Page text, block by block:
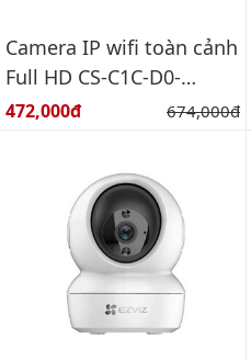
Camera IP wifi toàn cảnh
Full HD CS-C1C-D0-
1D1WFR(C1C 720P) 1Mp
Giá bán:
472,000đ Giá gốc:
674,000đ